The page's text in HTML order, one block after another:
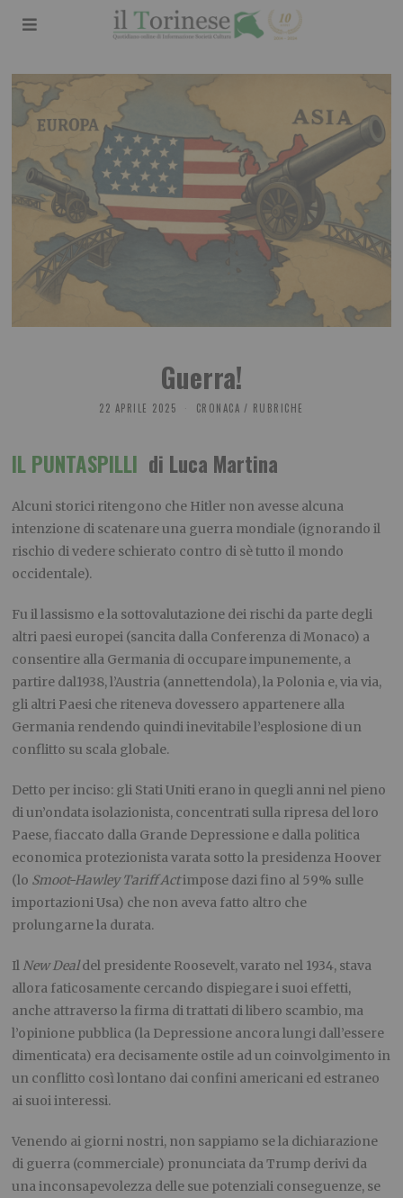
Guerra!
22 APRILE 2025 CRONACA / RUBRICHE
IL PUNTASPILLI di Luca Martina
Alcuni storici ritengono che Hitler non avesse alcuna
intenzione di scatenare una guerra mondiale (ignorando il
rischio di vedere schierato contro di sè tutto il mondo
occidentale).
Fu il lassismo e la sottovalutazione dei rischi da parte degli
altri paesi europei (sancita dalla Conferenza di Monaco) a
consentire alla Germania di occupare impunemente, a
partire dal1938, l’Austria (annettendola), la Polonia e, via via,
gli altri Paesi che riteneva dovessero appartenere alla
Germania rendendo quindi inevitabile l’esplosione di un
conflitto su scala globale.
Detto per inciso: gli Stati Uniti erano in quegli anni nel pieno
di un’ondata isolazionista, concentrati sulla ripresa del loro
Paese, fiaccato dalla Grande Depressione e dalla politica
economica protezionista varata sotto la presidenza Hoover
(lo Smoot-Hawley Tariff Actimpose dazi fino al 59% sulle
importazioni Usa) che non aveva fatto altro che
prolungarne la durata.
Il New Dealdel presidente Roosevelt, varato nel 1934, stava
allora faticosamente cercando dispiegare i suoi effetti,
anche attraverso la firma di trattati di libero scambio, ma
l’opinione pubblica (la Depressione ancora lungi dall’essere
dimenticata) era decisamente ostile ad un coinvolgimento in
un conflitto così lontano dai confini americani ed estraneo
ai suoi interessi.
Venendo ai giorni nostri, non sappiamo se la dichiarazione
di guerra (commerciale) pronunciata da Trump derivi da
una inconsapevolezza delle sue potenziali conseguenze, se